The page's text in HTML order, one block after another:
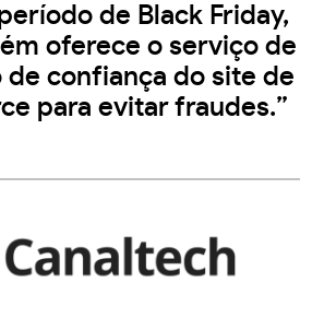
de Black Friday,
oferece o serviço de
confiança do site de
para evitar fraudes.”